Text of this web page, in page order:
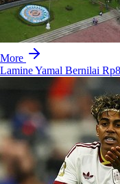
More
Lamine Yamal Bernilai